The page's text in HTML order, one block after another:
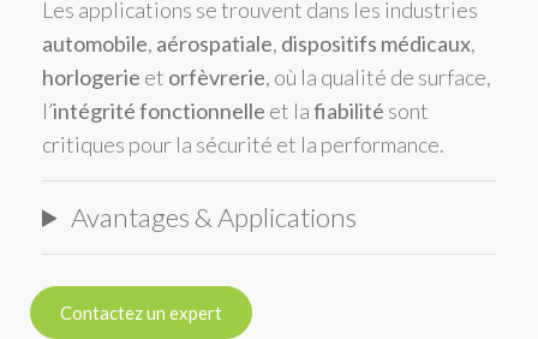
Les applications se trouvent dans les industries
automobile, aérospatiale, dispositifs médicaux,
horlogerie et orfèvrerie, où la qualité de surface,
l’intégrité fonctionnelle et lafiabilité sont
critiques pour la sécurité et la performance.
Avantages & Applications
Contactez un expert